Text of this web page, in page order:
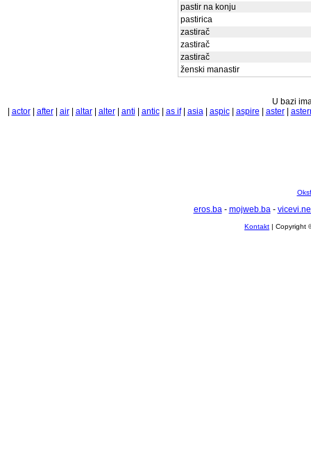
pastir na konju
pastirica
zastirač
zastirač
zastirač
ženski manastir
U bazi
actor| after| air| altar| alter| anti antic| as if| asia| aspic| aspire aster|
eros.ba- mojweb.ba-
Kontakt | Copyright